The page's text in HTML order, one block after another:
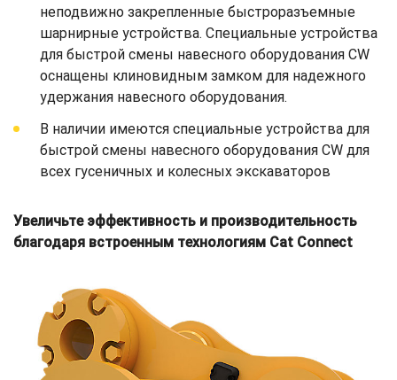
неподвижно закрепленные быстроразъемные
шарнирные устройства. Специальные устройства
для быстрой смены навесного оборудования CW
оснащены клиновидным замком для надежного
удержания навесного оборудования.
В наличии имеются специальные устройства для
быстрой смены навесного оборудования CW для
всех гусеничных и колесных экскаваторов
Увеличьте эффективность и производительность
благодаря встроенным технологиям Cat Connect